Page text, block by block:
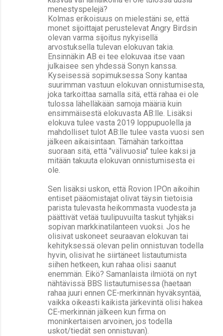
menestyspelejä?
Kolmas erikoisuus on mielestäni se, että
monet sijoittajat perustelevat Angry Birdsin
olevan varma sijoitus nykyisellä
arvostuksella tulevan elokuvan takia.
Ensinnäkin AB ei tee elokuvaa itse vaan
julkaisee sen yhdessä Sonyn kanssa.
Kyseisessä sopimuksessa Sony kantaa
suurimman vastuun elokuvan onnistumisesta,
joka tarkoittaa samalla sitä, että rahaa ei ole
tulossa lähelläkään samoja määriä kuin
ensimmäisestä elokuvasta AB:lle. Lisäksi
elokuva tulee vasta 2019 loppupuolella ja
mahdolliset tulot AB:lle tulee vasta vuosi sen
jälkeen aikaisintaan. Tämähän tarkoittaa
suoraan sitä, että "välivuosia" tulee kaksi ja
mitään takuuta elokuvan onnistumisesta ei
ole.
Sen lisäksi uskon, että Rovion IPOn aikoihin
entiset pääomistajat olivat täysin tietoisia
parista tulevasta heikommasta vuodesta ja
päättivät vetää tuulipuvuilta taskut tyhjäksi
sopivan markkinatilanteen vuoksi. Jos he
olisivat uskoneet seuraavan elokuvan tai
kehityksessä olevan pelin onnistuvan todella
hyvin, olisivat he siirtäneet listautumista
siihen hetkeen, kun rahaa olisi saanut
enemmän. Eikö? Samanlaista ilmiötä on nyt
nähtävissä BBS listautumisessa (haetaan
rahaa juuri ennen CE-merkinnän hyväksyntää,
vaikka oikeasti kaikista järkevintä olisi hakea
CE-merkinnän jälkeen kun firma on
moninkertaisen arvoinen, jos todella
uskot/tiedät sen onnistuvan).